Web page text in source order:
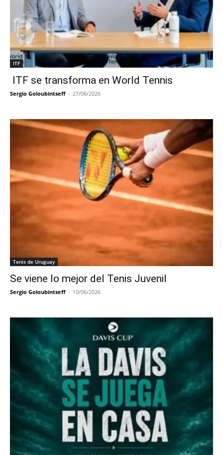
ITF
ITF se transforma en World Tennis
Sergio Goloubintseff - 27/06/2026
Tenis de Uruguay
Se viene lo mejor del Tenis Juvenil
Sergio Goloubintseff - 10/06/2026